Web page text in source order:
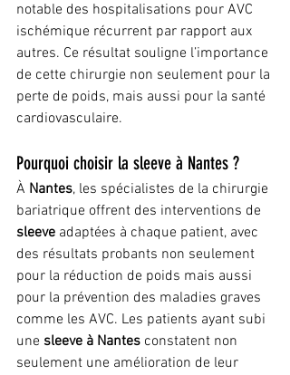
notable des hospitalisations pour AVC
ischémique récurrent par rapport aux
autres. Ce résultat souligne l’importance
de cette chirurgie non seulement pour la
perte de poids, mais aussi pour la santé
cardiovasculaire.
Pourquoi choisir la sleeve à Nantes ?
À Nantes, les spécialistes de la chirurgie
bariatrique offrent des interventions de
sleeve adaptées à chaque patient, avec
des résultats probants non seulement
pour la réduction de poids mais aussi
pour la prévention des maladies graves
comme les AVC. Les patients ayant subi
une sleeve à Nantes constatent non
seulement une amélioration de leur